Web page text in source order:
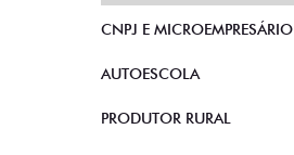
CNPJ E MICROEMPRESÁRIO
AUTOESCOLA
PRODUTOR RURAL